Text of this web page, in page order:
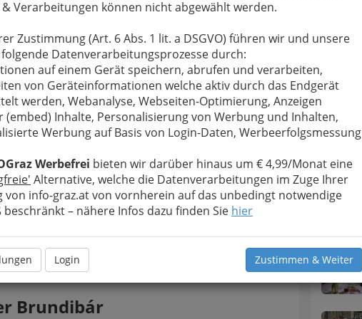
& Verarbeitungen können nicht abgewählt werden.
Zustimmung (Art. 6 Abs. 1 lit. a DSGVO) führen wir und unsere
Datenverarbeitungsprozesse durch:
auf einem Gerät speichern, abrufen und verarbeiten,
von Geräteinformationen welche aktiv durch das Endgerät
werden, Webanalyse, Webseiten-Optimierung, Anzeigen
(embed) Inhalte, Personalisierung von Werbung und Inhalten,
Werbung auf Basis von Login-Daten, Werbeerfolgsmessung
Werbefrei bieten wir darüber hinaus um € 4,99/Monat eine
Alternative, welche die Datenverarbeitungen im Zuge Ihrer
von info-graz.at von vornherein auf das unbedingt notwendige
beschränkt – nähere Infos dazu finden Sie hier
Login Zustimmen & Weiter
Orchester Ensemble Studio 28 und
Oper Graz - 001
ohne Logo
Brundibár